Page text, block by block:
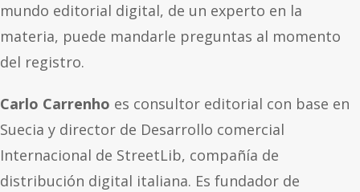
mundo editorial digital, de un experto en la
materia, puede mandarle preguntas al momento
del registro.
Carlo Carrenho es consultor editorial con base en
Suecia y director de Desarrollo comercial
Internacional de StreetLib, compañía de
distribución digital italiana. Es fundador de